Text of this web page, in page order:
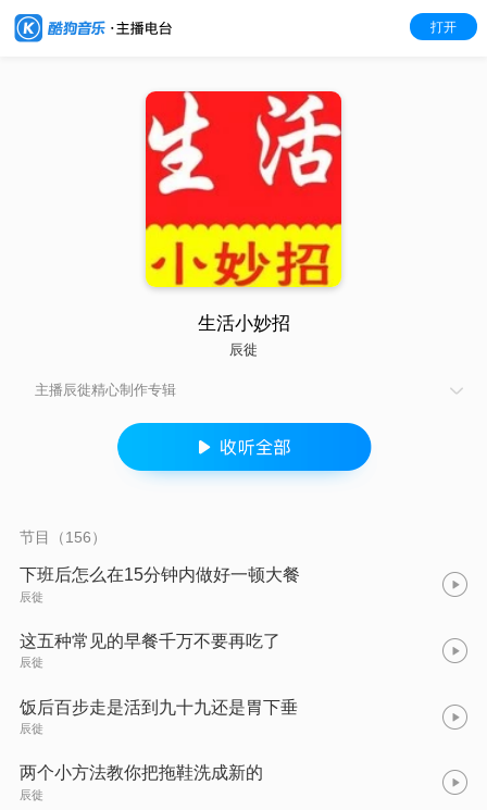
打开
生活小妙招
辰徙
主播辰徙精心制作专辑
节目（156）
下班后怎么在15分钟内做好一顿大餐
辰徙
这五种常见的早餐千万不要再吃了
辰徙
饭后百步走是活到九十九还是胃下垂
辰徙
两个小方法教你把拖鞋洗成新的
辰徙